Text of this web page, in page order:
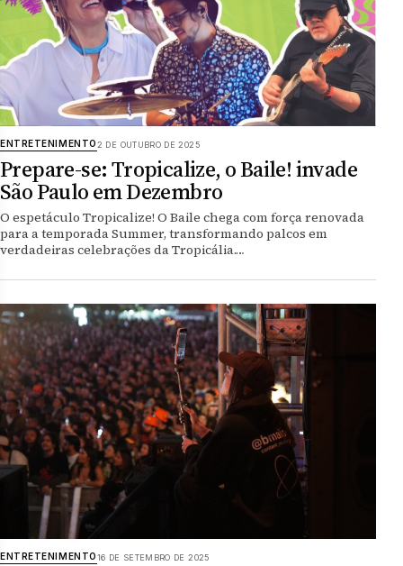
ENTRETENIMENTO2 DE OUTUBRO DE 2025
Prepare-se: Tropicalize, o Baile! invade
São Paulo em Dezembro
O espetáculo Tropicalize! O Baile chega com força renovada
para a temporada Summer, transformando palcos em
verdadeiras celebrações da Tropicália.…
ENTRETENIMENTO16 DE SETEMBRO DE 2025